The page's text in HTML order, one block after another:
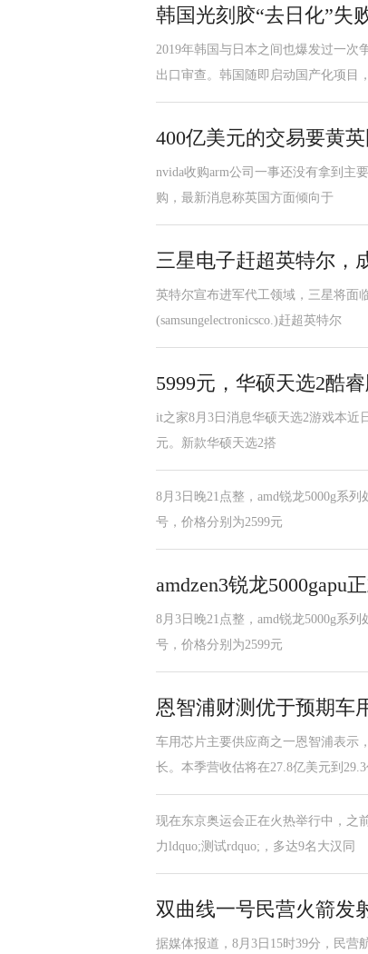
韩国光刻胶“去日化”失
2019年韩国与日本之间也爆发过一次
出口审查。韩国随即启动国产化项目
400亿美元的交易要黄
nvida收购arm公司一事还没有拿到主
购，最新消息称英国方面倾向于
三星电子赶超英特尔，
英特尔宣布进军代工领域，三星将面
(samsungelectronicsco.)赶超英特尔
5999元，华硕天选2酷
it之家8月3日消息华硕天选2游戏本近
元。新款华硕天选2搭
8月3日晚21点整，amd锐龙5000g系
号，价格分别为2599元
amdzen3锐龙5000gapu
8月3日晚21点整，amd锐龙5000g系
号，价格分别为2599元
恩智浦财测优于预期车
车用芯片主要供应商之一恩智浦表示
长。本季营收估将在27.8亿美元到
现在东京奥运会正在火热举行中，之
力ldquo;测试rdquo;，多达9名大汉同
双曲线一号民营火箭发
据媒体报道，8月3日15时39分，民